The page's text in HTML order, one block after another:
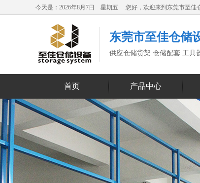
今天是：2026年8月7日 星期五 您好，欢迎来到东莞市至佳
东莞市至佳仓储
供应仓储货架 仓储配套 工具
首页 产品中心